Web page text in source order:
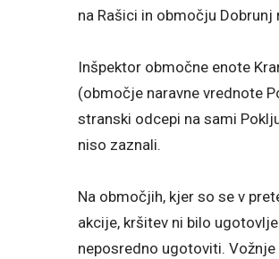
na Rašici in območju
Inšpektor območne enote
(območje naravne vrednote
stranski odcepi na sami
niso zaznali.
Na območjih, kjer so se v
akcije, kršitev ni bilo
neposredno ugotoviti.